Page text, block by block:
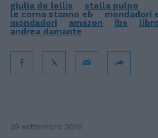
giulia de lellis
stella pulpo
le corna stanno eb
mondadori
mondadori
amazon ibs
andrea damante
29 settembre 2019